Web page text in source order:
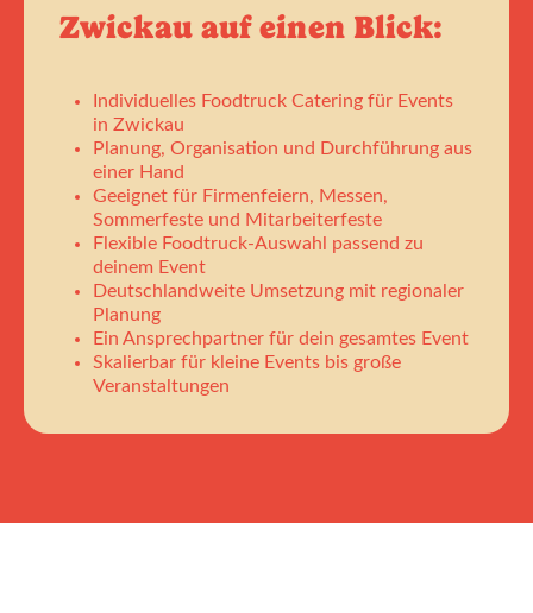
Zwickau auf einen Blick:
Individuelles Foodtruck Catering für Events
in Zwickau
Planung, Organisation und Durchführung aus
einer Hand
Geeignet für Firmenfeiern, Messen,
Sommerfeste und Mitarbeiterfeste
Flexible Foodtruck-Auswahl passend zu
deinem Event
Deutschlandweite Umsetzung mit regionaler
Planung
Ein Ansprechpartner für dein gesamtes Event
Skalierbar für kleine Events bis große
Veranstaltungen